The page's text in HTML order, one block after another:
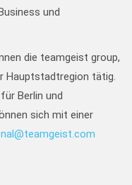
und
die teamgeist group,
Hauptstadtregion tätig.
Berlin und
sich mit einer